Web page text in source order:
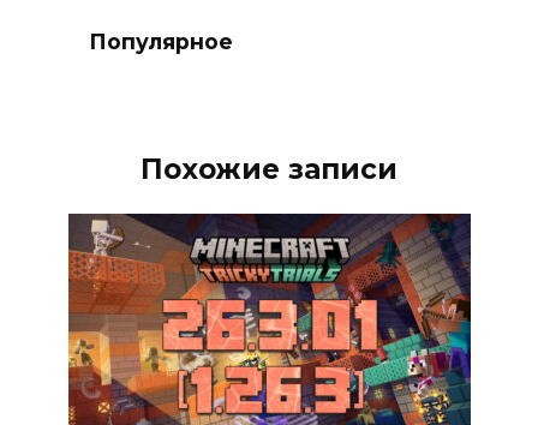
Популярное
Похожие записи